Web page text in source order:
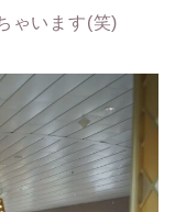
ゃいます(笑)